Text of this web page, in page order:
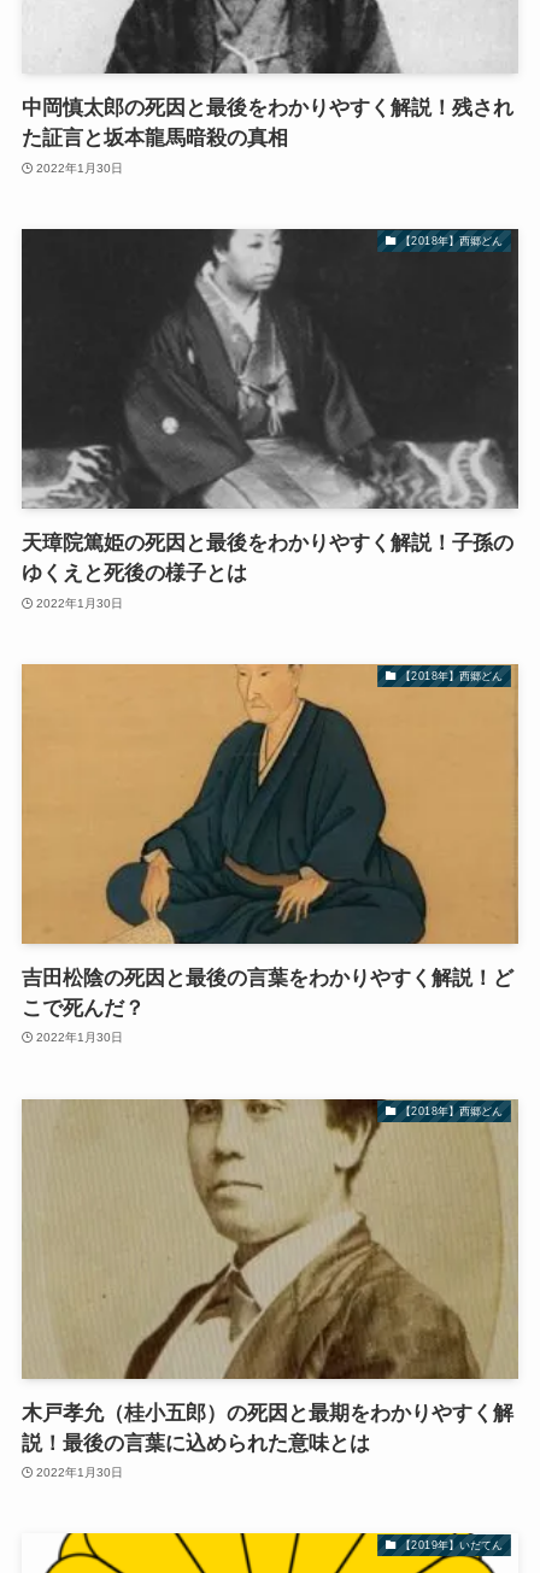
中岡慎太郎の死因と最後をわかりやすく解説！残され
た証言と坂本龍馬暗殺の真相
2022年1月30日
【2018年】西郷どん
天璋院篤姫の死因と最後をわかりやすく解説！子孫の
ゆくえと死後の様子とは
2022年1月30日
【2018年】西郷どん
吉田松陰の死因と最後の言葉をわかりやすく解説！ど
こで死んだ？
2022年1月30日
【2018年】西郷どん
木戸孝允（桂小五郎）の死因と最期をわかりやすく解
説！最後の言葉に込められた意味とは
2022年1月30日
【2019年】いだてん